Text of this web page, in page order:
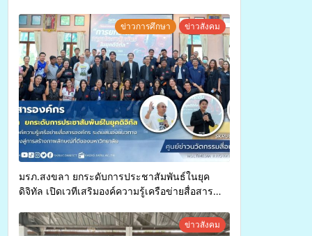
ทุพพลภาพเพื่อเข้ารับบริการสาธารณสุข ลดความ
เหลื่อมล้ำ ยกระดับคุณภาพชีวิตประชาชนอย่าง
ยั่งยืน
ข่าวการศึกษา ข่าวสังคม
มรภ.สงขลา ยกระดับการประชาสัมพันธ์ในยุค
ดิจิทัล เปิดเวทีเสริมองค์ความรู้เครือข่ายสื่อสาร
การสร้างภาพลักษณ์ที่ดีของมหาวิทยาลัยข่าวสังคม